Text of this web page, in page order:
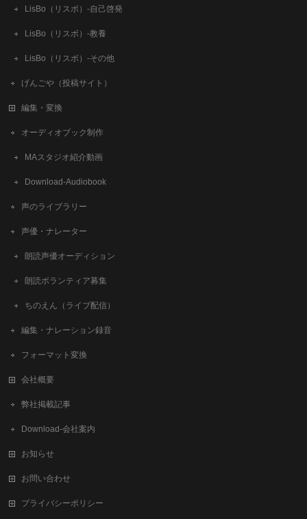
LisBo（リスボ）-自己啓発
LisBo（リスボ）-教養
LisBo（リスボ）-その他
げんごや（投稿サイト）
編集・変換
オーディオブック制作
MAスタジオ紹介動画
Download-Audiobook
声のライブラリー
声優・ナレーター
朗読声優オーディション
朗読ボランティア募集
ちのえん（ライブ配信）
編集・ナレーション録音
フォーマット変換
会社概要
弊社掲載記事
Download-会社案内
お知らせ
お問い合わせ
プライバシーポリシー